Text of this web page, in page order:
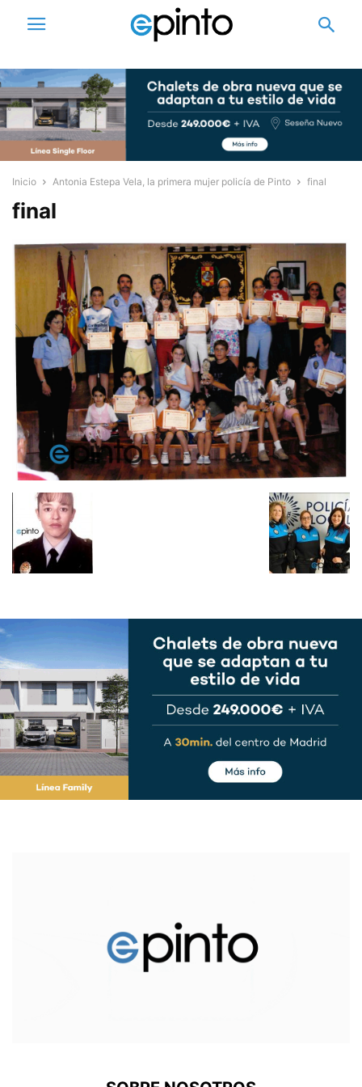
Inicio Antonia Estepa Vela, la primera mujer policía de Pinto final
final